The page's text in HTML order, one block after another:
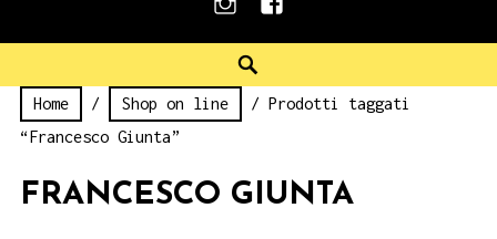
instagramfacebook
Home / Shop on line
/ Prodotti taggati
“Francesco Giunta”
FRANCESCO GIUNTA